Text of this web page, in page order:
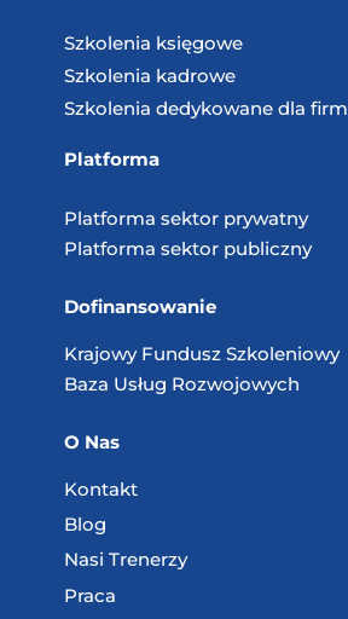
Szkolenia księgowe
Szkolenia kadrowe
Szkolenia dedykowane dla firm
Platforma
Platforma sektor prywatny
Platforma sektor publiczny
Dofinansowanie
Krajowy Fundusz Szkoleniowy
Baza Usług Rozwojowych
O Nas
Kontakt
Blog
Nasi Trenerzy
Praca